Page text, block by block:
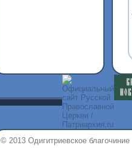
© 2013 Одигитриевское благочиние